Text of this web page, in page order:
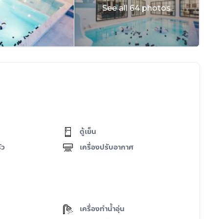
See all 64 photos
ตู้เย็น
เครื่องปรับอากาศ
เครื่องทำน้ำอุ่น